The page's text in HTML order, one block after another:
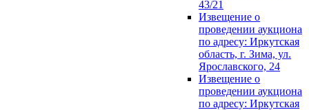
43/21
Извещение о
проведении аукциона
по адресу: Иркутская
область, г. Зима, ул.
Ярославского, 24
Извещение о
проведении аукциона
по адресу: Иркутская